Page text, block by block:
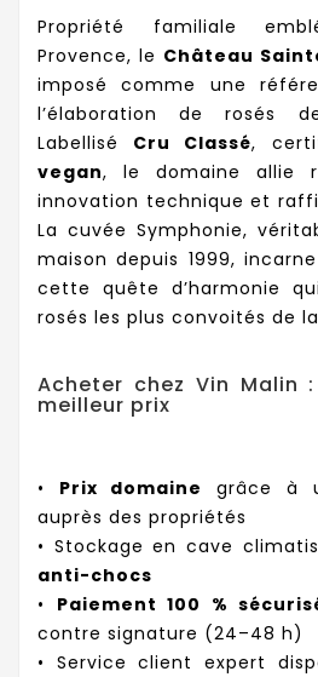
Propriété familiale
Provence, le Château
imposé comme une
l’élaboration de rosés
Labellisé Cru Classé,
vegan, le domaine allie
innovation technique et
La cuvée Symphonie,
maison depuis 1999,
cette quête d’harmonie
rosés les plus convoités de
Acheter chez Vin Malin
meilleur prix
• Prix domaine
grâce à
auprès des propriétés
• Stockage en cave
anti-chocs
• Paiement 100 %
contre signature (24–48 h)
• Service client expert